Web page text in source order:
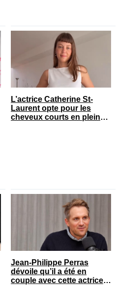
L’actrice Catherine St-
Laurent opte pour les
cheveux courts en pleine
Jean-Philippe Perras
dévoile qu’il a été en
couple avec cette actrice